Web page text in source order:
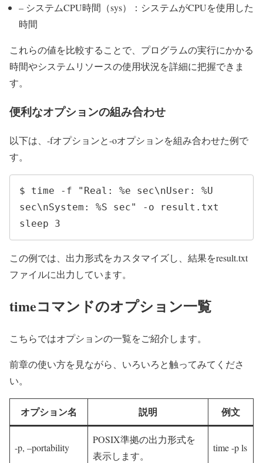
– システムCPU時間（sys）：システムがCPUを使用した
時間
これらの値を比較することで、プログラムの実行にかかる
時間やシステムリソースの使用状況を詳細に把握できま
す。
便利なオプションの組み合わせ
以下は、-fオプションと-oオプションを組み合わせた例で
す。
$ time -f "Real: %e sec\nUser: %U
sec\nSystem: %S sec" -o result.txt
sleep 3
この例では、出力形式をカスタマイズし、結果をresult.txt
ファイルに出力しています。
timeコマンドのオプション一覧
こちらではオプションの一覧をご紹介します。
前章の使い方を見ながら、いろいろと触ってみてくださ
い。
オプション名 説明 例文
-p, –portability
POSIX準拠の出力形式を
表示します。
time -p ls